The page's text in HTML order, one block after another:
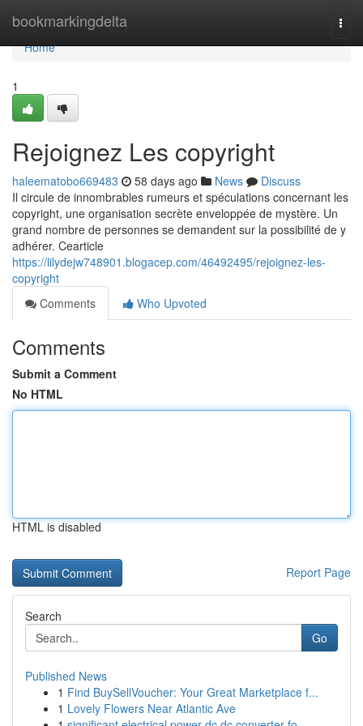
bookmarkingdelta
Home
Home
1
Rejoignez Les copyright
haleematobo669483 58 days ago News
Discuss
Il circule de innombrables rumeurs et spéculations concernant les
copyright, une organisation secrète enveloppée de mystère. Un
grand nombre de personnes se demandent sur la possibilité de y
adhérer. Cearticle
https://lilydejw748901.blogacep.com/46492495/rejoignez-les-
copyright
Comments
Who Upvoted
Comments
Submit a Comment
No HTML
HTML is disabled
Report Page
Search
Go
Published News
1 Find BuySellVoucher: Your Great Marketplace f...
1 Lovely Flowers Near Atlantic Ave